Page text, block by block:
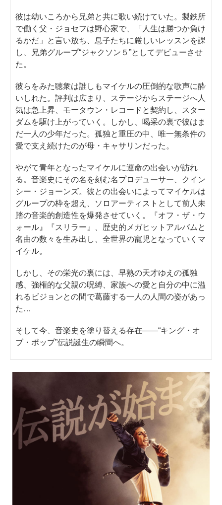
彼は幼いころから兄弟と共に歌い続けていた。製鉄所
で働く父・ジョセフは野心家で、「人生は勝つか負け
るかだ」と言い放ち、息子たちに厳しいレッスンを課
し、兄弟グループ“ジャクソン５”としてデビューさせ
た。
彼らをみた聴衆は誰しもマイケルの圧倒的な歌声に酔
いしれた。評判は広まり、ステージからステージへ人
気は急上昇、モータウン・レコードと契約し、スター
ダムを駆け上がっていく。しかし、喝采の裏で彼はま
だ一人の少年だった。孤独と重圧の中、唯一無条件の
愛で支え続けたのが母・キャサリンだった。
やがて青年となったマイケルに運命の出会いが訪れ
る。音楽史にその名を刻む名プロデューサー、クイン
シー・ジョーンズ。彼との出会いによってマイケルは
グループの枠を超え、ソロアーティストとして前人未
踏の音楽的創造性を爆発させていく。『オフ・ザ・ウ
ォール』『スリラー』、歴史的メガヒットアルバムと
名曲の数々を生み出し、全世界の寵児となっていくマ
イケル。
しかし、その栄光の裏には、早熟の天才ゆえの孤独
感、強権的な父親の呪縛、家族への愛と自分の中に溢
れるビジョンとの間で葛藤する一人の人間の姿があっ
た…
そして今、音楽史を塗り替える存在——“キング・オ
ブ・ポップ”伝説誕生の瞬間へ。